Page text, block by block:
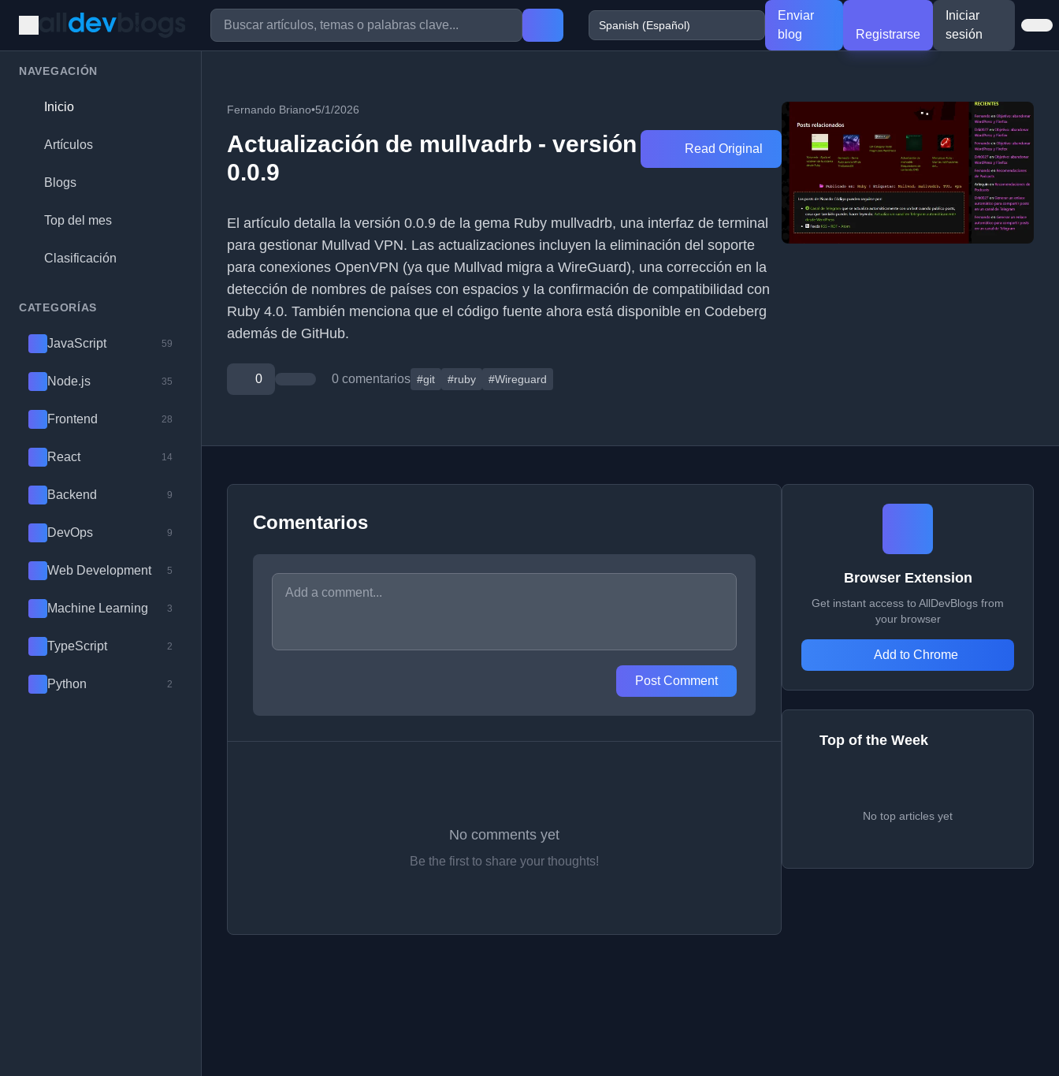
Enviar
blog
Registrarse
Iniciar
sesión
NAVEGACIÓN
Inicio
Artículos
Blogs
Top del mes
Clasificación
CATEGORÍAS
JavaScript 59
Node.js 35
Frontend 28
React 14
Backend 9
DevOps 9
Web Development 5
Machine Learning 3
TypeScript 2
Python 2
Fernando Briano•5/1/2026
Actualización de mullvadrb - versión
0.0.9
Read Original
El artículo detalla la versión 0.0.9 de la gema Ruby mullvadrb, una interfaz de terminal
para gestionar Mullvad VPN. Las actualizaciones incluyen la eliminación del soporte
para conexiones OpenVPN (ya que Mullvad migra a WireGuard), una corrección en la
detección de nombres de países con espacios y la confirmación de compatibilidad con
Ruby 4.0. También menciona que el código fuente ahora está disponible en Codeberg
además de GitHub.
0 0 comentarios #git #ruby #Wireguard
Comentarios
Post Comment
No comments yet
Be the first to share your thoughts!
Browser Extension
Get instant access to AllDevBlogs from
your browser
Add to Chrome
Top of the Week
No top articles yet